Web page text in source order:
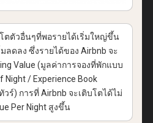
ตตัวอื่นๆที่พอรายได้เริ่มใหญ่ขึ้น
ลดลง ซึ่งรายได้ของ Airbnb จะ
Value (มูลค่าการจองที่พักแบบ
Night / Experience Book
ร์) การที่ Airbnb จะเติบโตได้ไม่
Per Night สูงขึ้น